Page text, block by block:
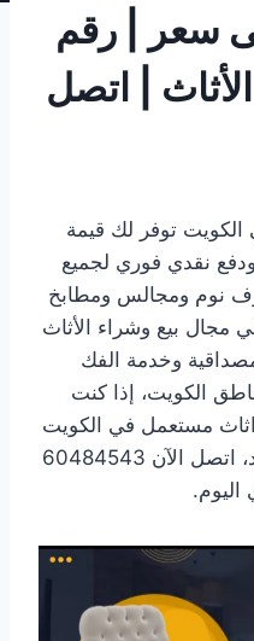
سعر | رقم
| اتصل
توفر لك قيمة
نقدي فوري لجميع
نوم ومجالس ومطابخ
كهربائية، نحن رقم 1 في مجال بيع وشراء الأثاث
وخدمة الفك
الكويت، إذا كنت
مستعمل في الكويت
بأعلى سعر في السوق لا تتردد، اتصل الآن 60484543